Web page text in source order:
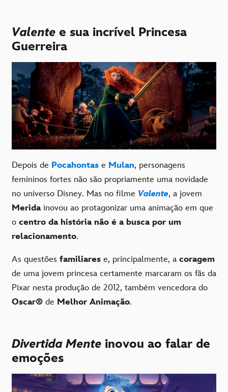
Valente e sua incrível Princesa
Guerreira
Depois de Pocahontas e Mulan, personagens
femininos fortes não são propriamente uma novidade
no universo Disney. Mas no filme Valente, a jovem
Meridainovou ao protagonizar uma animação em que
o centro da história não é a busca por um
relacionamento.
As questões familiares e, principalmente, a coragem
de uma jovem princesa certamente marcaram os fãs da
Pixar nesta produção de 2012, também vencedora do
Oscar® de Melhor Animação.
Divertida Mente inovou ao falar de
emoções